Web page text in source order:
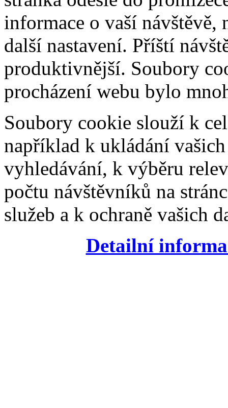
informace o vaší
další nastavení. Příští
produktivnější. Soubory
procházení webu bylo
Soubory cookie slouží k
například k ukládání
vyhledávání, k výběru
počtu návštěvníků na
služeb a k ochraně vašich
Detailní